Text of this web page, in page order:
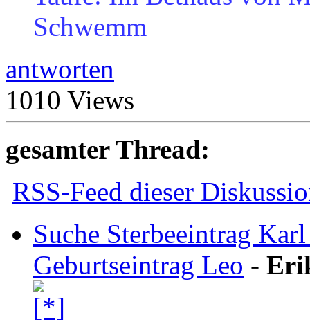
Schwemm
antworten
1010 Views
gesamter Thread:
RSS-Feed dieser
Suche Sterbeeintrag
Geburtseintrag Leo -